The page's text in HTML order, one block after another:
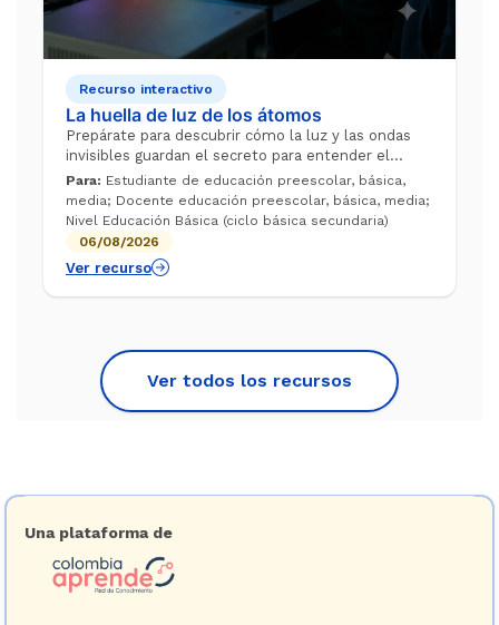
Recurso interactivo
La huella de luz de los átomos
Prepárate para descubrir cómo la luz y las ondas
invisibles guardan el secreto para entender el
átomo moderno. Observa este video para explorar
un experimento casero fascinante y c...
Para: Estudiante de educación preescolar, básica,
media; Docente educación preescolar, básica, media;
Nivel Educación Básica (ciclo básica secundaria)
06/08/2026
Ver recurso
Ver todos los recursos
Una plataforma de